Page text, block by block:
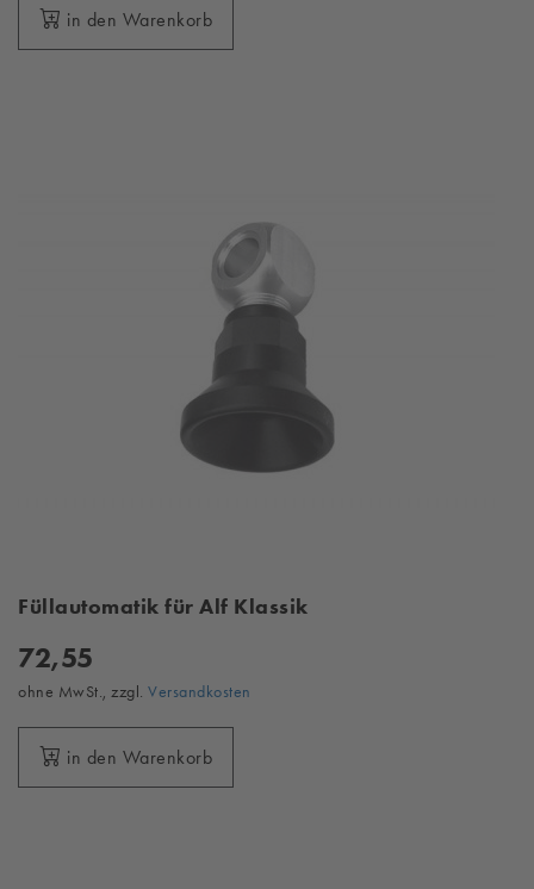
in den Warenkorb
Füllautomatik für Alf Klassik
72,55
ohne MwSt., zzgl. Versandkosten
in den Warenkorb